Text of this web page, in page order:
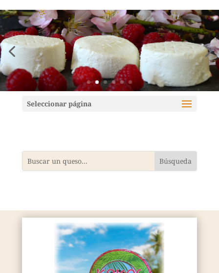
Mundoquesos
Seleccionar página